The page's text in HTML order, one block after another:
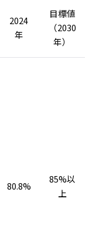
2024
年
目標値
（2030
年）
80.8%
85%以
上